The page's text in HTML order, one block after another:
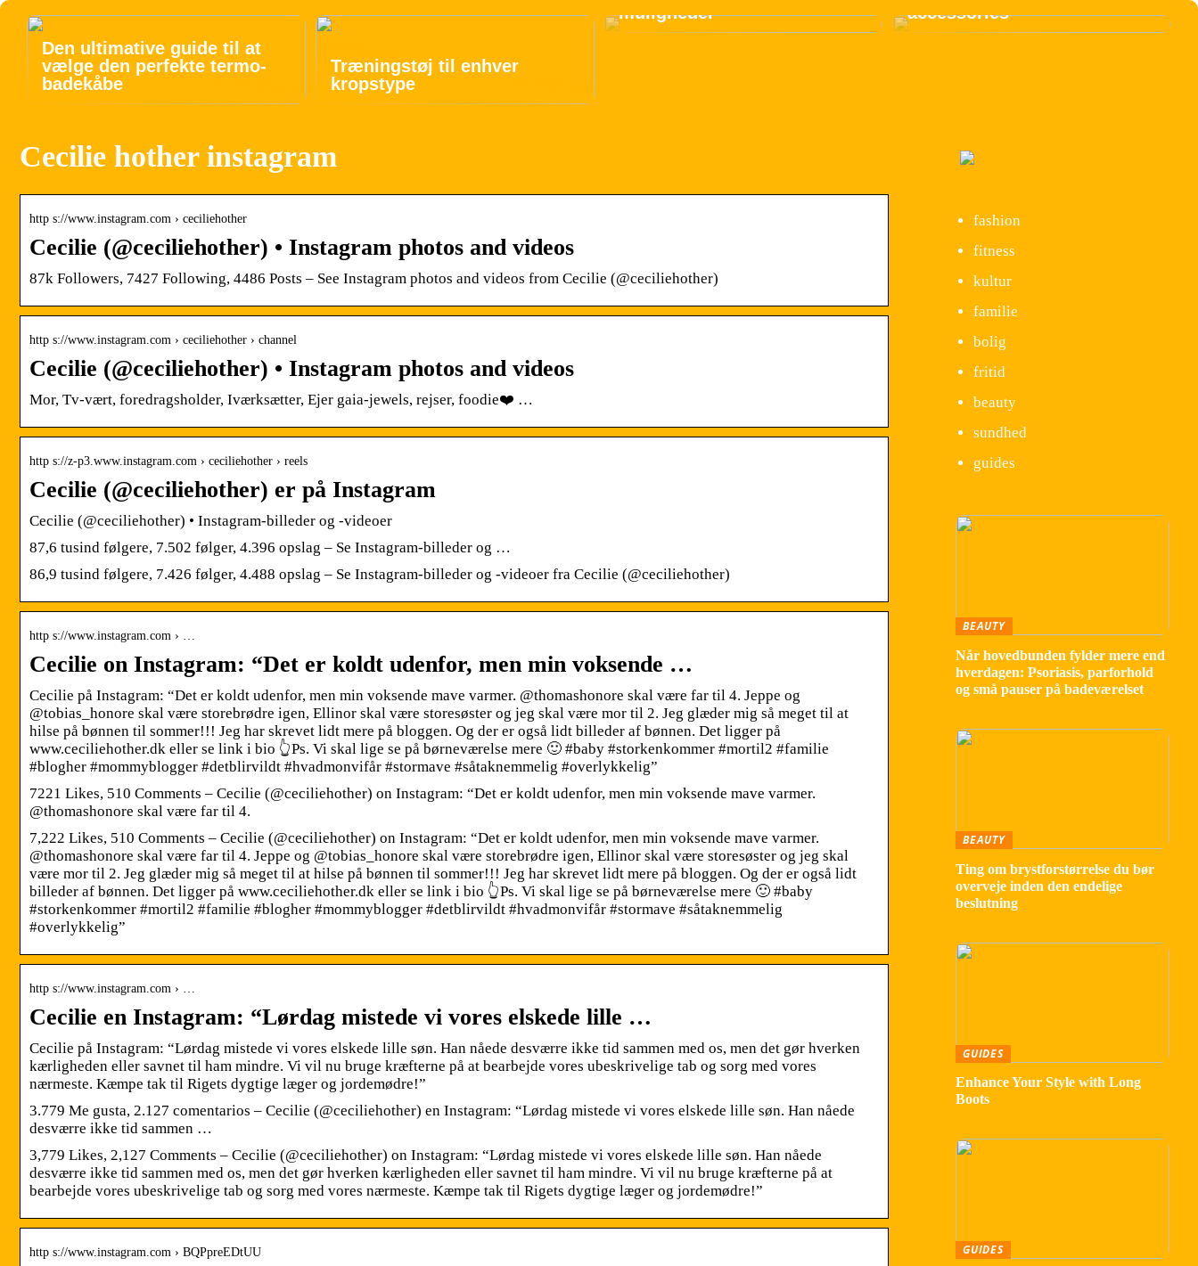
Den ultimative guide til at
vælge den perfekte termo-
badekåbe
Træningstøj til enhver
kropstype
muligheder
accessories
Cecilie hother instagram
http s://www.instagram.com › ceciliehother
Cecilie (@ceciliehother) • Instagram photos and videos
87k Followers, 7427 Following, 4486 Posts – See Instagram photos and videos from Cecilie (@ceciliehother)
http s://www.instagram.com › ceciliehother › channel
Cecilie (@ceciliehother) • Instagram photos and videos
Mor, Tv-vært, foredragsholder, Iværksætter, Ejer gaia-jewels, rejser, foodie❤️ …
http s://z-p3.www.instagram.com › ceciliehother › reels
Cecilie (@ceciliehother) er på Instagram
Cecilie (@ceciliehother) • Instagram-billeder og -videoer
87,6 tusind følgere, 7.502 følger, 4.396 opslag – Se Instagram-billeder og …
86,9 tusind følgere, 7.426 følger, 4.488 opslag – Se Instagram-billeder og -videoer fra Cecilie (@ceciliehother)
http s://www.instagram.com › …
Cecilie on Instagram: “Det er koldt udenfor, men min voksende …
Cecilie på Instagram: “Det er koldt udenfor, men min voksende mave varmer. @thomashonore skal være far til 4. Jeppe og
@tobias_honore skal være storebrødre igen, Ellinor skal være storesøster og jeg skal være mor til 2. Jeg glæder mig så meget til at
hilse på bønnen til sommer!!! Jeg har skrevet lidt mere på bloggen. Og der er også lidt billeder af bønnen. Det ligger på
www.ceciliehother.dk eller se link i bio 👆Ps. Vi skal lige se på børneværelse mere 🙂 #baby #storkenkommer #mortil2 #familie
#blogher #mommyblogger #detblirvildt #hvadmonvifår #stormave #såtaknemmelig #overlykkelig”
7221 Likes, 510 Comments – Cecilie (@ceciliehother) on Instagram: “Det er koldt udenfor, men min voksende mave varmer.
@thomashonore skal være far til 4.
7,222 Likes, 510 Comments – Cecilie (@ceciliehother) on Instagram: “Det er koldt udenfor, men min voksende mave varmer.
@thomashonore skal være far til 4. Jeppe og @tobias_honore skal være storebrødre igen, Ellinor skal være storesøster og jeg skal
være mor til 2. Jeg glæder mig så meget til at hilse på bønnen til sommer!!! Jeg har skrevet lidt mere på bloggen. Og der er også lidt
billeder af bønnen. Det ligger på www.ceciliehother.dk eller se link i bio 👆Ps. Vi skal lige se på børneværelse mere 🙂 #baby
#storkenkommer #mortil2 #familie #blogher #mommyblogger #detblirvildt #hvadmonvifår #stormave #såtaknemmelig
#overlykkelig”
http s://www.instagram.com › …
Cecilie en Instagram: “Lørdag mistede vi vores elskede lille …
Cecilie på Instagram: “Lørdag mistede vi vores elskede lille søn. Han nåede desværre ikke tid sammen med os, men det gør hverken
kærligheden eller savnet til ham mindre. Vi vil nu bruge kræfterne på at bearbejde vores ubeskrivelige tab og sorg med vores
nærmeste. Kæmpe tak til Rigets dygtige læger og jordemødre!”
3.779 Me gusta, 2.127 comentarios – Cecilie (@ceciliehother) en Instagram: “Lørdag mistede vi vores elskede lille søn. Han nåede
desværre ikke tid sammen …
3,779 Likes, 2,127 Comments – Cecilie (@ceciliehother) on Instagram: “Lørdag mistede vi vores elskede lille søn. Han nåede
desværre ikke tid sammen med os, men det gør hverken kærligheden eller savnet til ham mindre. Vi vil nu bruge kræfterne på at
bearbejde vores ubeskrivelige tab og sorg med vores nærmeste. Kæmpe tak til Rigets dygtige læger og jordemødre!”
http s://www.instagram.com › BQPpreEDtUU
fashion
fitness
kultur
familie
bolig
fritid
beauty
sundhed
guides
BEAUTY
Når hovedbunden fylder mere end
hverdagen: Psoriasis, parforhold
og små pauser på badeværelset
BEAUTY
Ting om brystforstørrelse du bør
overveje inden den endelige
beslutning
GUIDES
Enhance Your Style with Long
Boots
GUIDES